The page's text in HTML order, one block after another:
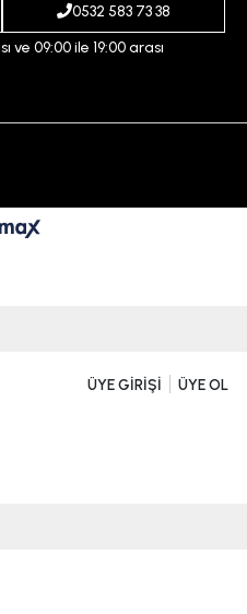
0532 583 73 38
ve 09:00 ile 19:00 arası
ÜYE GİRİŞİ ÜYE OL